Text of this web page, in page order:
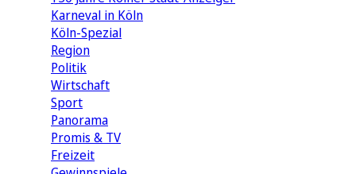
Karneval in Köln
Köln-Spezial
Region
Politik
Wirtschaft
Sport
Panorama
Promis & TV
Freizeit